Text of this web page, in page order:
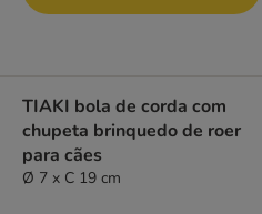
TIAKI bola de corda com
chupeta brinquedo de roer
para cães
Ø 7 x C 19 cm